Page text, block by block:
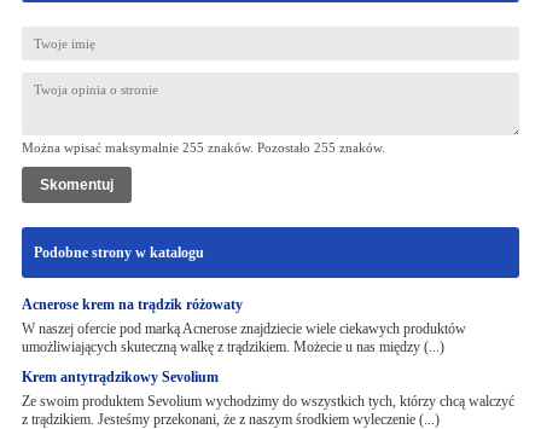
Można wpisać maksymalnie 255 znaków. Pozostało 255 znaków.
Podobne strony w katalogu
Acnerose krem na trądzik różowaty
W naszej ofercie pod marką Acnerose znajdziecie wiele ciekawych produktów
umożliwiających skuteczną walkę z trądzikiem. Możecie u nas między (...)
Krem antytrądzikowy Sevolium
Ze swoim produktem Sevolium wychodzimy do wszystkich tych, którzy chcą walczyć
z trądzikiem. Jesteśmy przekonani, że z naszym środkiem wyleczenie (...)